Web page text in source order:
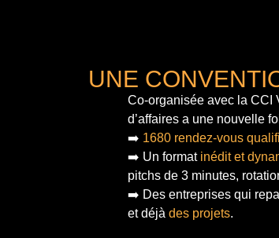
UNE
Co-organisée avec la CCI
d’affaires a une nouvelle
➡️ 1680 rendez-vous
➡️ Un format inédit et
pitchs de 3 minutes,
➡️ Des entreprises qui
et déjà des projets.